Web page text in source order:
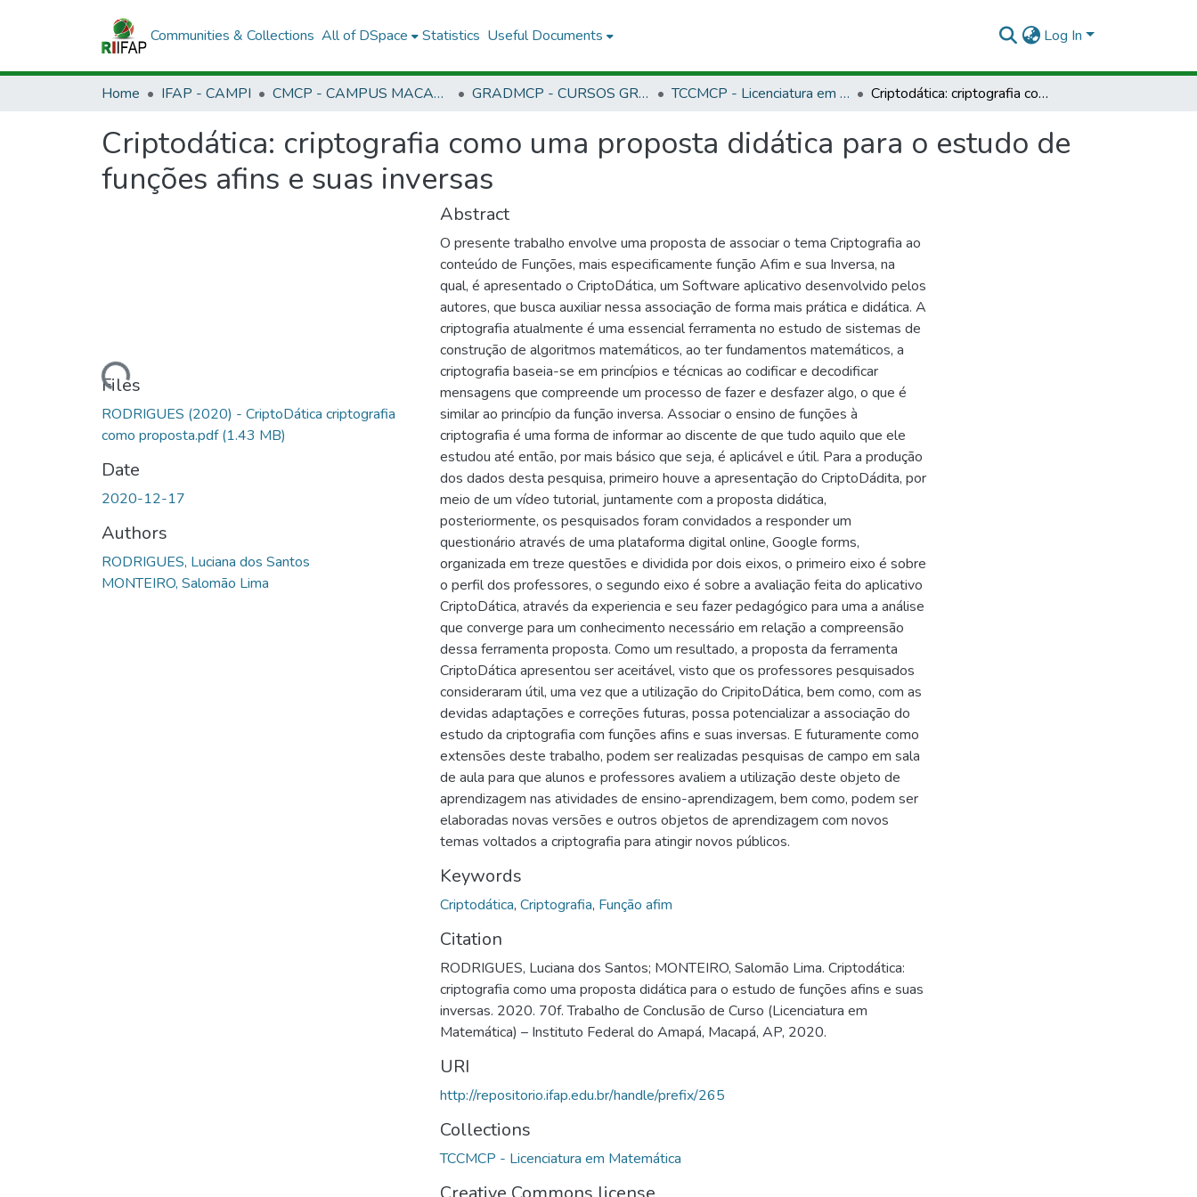
Communities & Collections All of DSpace Statistics Useful Documents Log In
Home IFAP - CAMPI CMCP - CAMPUS MACAPÁ GRADMCP - CURSOS GRADUAÇÃO - CAMPUS MACAPÁ TCCMCP - Licenciatura em Matemática Criptodática: criptografia como uma proposta didática para o estudo de funções afins e suas inversas
Criptodática: criptografia como uma proposta didática para o estudo de
funções afins e suas inversas
Loading...
Files
RODRIGUES (2020) - CriptoDática criptografia
como proposta.pdf(1.43 MB)
Date
2020-12-17
Authors
RODRIGUES, Luciana dos Santos
MONTEIRO, Salomão Lima
Abstract
O presente trabalho envolve uma proposta de associar o tema Criptografia ao
conteúdo de Funções, mais especificamente função Afim e sua Inversa, na
qual, é apresentado o CriptoDática, um Software aplicativo desenvolvido pelos
autores, que busca auxiliar nessa associação de forma mais prática e didática. A
criptografia atualmente é uma essencial ferramenta no estudo de sistemas de
construção de algoritmos matemáticos, ao ter fundamentos matemáticos, a
criptografia baseia-se em princípios e técnicas ao codificar e decodificar
mensagens que compreende um processo de fazer e desfazer algo, o que é
similar ao princípio da função inversa. Associar o ensino de funções à
criptografia é uma forma de informar ao discente de que tudo aquilo que ele
estudou até então, por mais básico que seja, é aplicável e útil. Para a produção
dos dados desta pesquisa, primeiro houve a apresentação do CriptoDádita, por
meio de um vídeo tutorial, juntamente com a proposta didática,
posteriormente, os pesquisados foram convidados a responder um
questionário através de uma plataforma digital online, Google forms,
organizada em treze questões e dividida por dois eixos, o primeiro eixo é sobre
o perfil dos professores, o segundo eixo é sobre a avaliação feita do aplicativo
CriptoDática, através da experiencia e seu fazer pedagógico para uma a análise
que converge para um conhecimento necessário em relação a compreensão
dessa ferramenta proposta. Como um resultado, a proposta da ferramenta
CriptoDática apresentou ser aceitável, visto que os professores pesquisados
consideraram útil, uma vez que a utilização do CripitoDática, bem como, com as
devidas adaptações e correções futuras, possa potencializar a associação do
estudo da criptografia com funções afins e suas inversas. E futuramente como
extensões deste trabalho, podem ser realizadas pesquisas de campo em sala
de aula para que alunos e professores avaliem a utilização deste objeto de
aprendizagem nas atividades de ensino-aprendizagem, bem como, podem ser
elaboradas novas versões e outros objetos de aprendizagem com novos
temas voltados a criptografia para atingir novos públicos.
Keywords
Criptodática, Criptografia, Função afim
Citation
RODRIGUES, Luciana dos Santos; MONTEIRO, Salomão Lima. Criptodática:
criptografia como uma proposta didática para o estudo de funções afins e suas
inversas. 2020. 70f. Trabalho de Conclusão de Curso (Licenciatura em
Matemática) – Instituto Federal do Amapá, Macapá, AP, 2020.
URI
http://repositorio.ifap.edu.br/handle/prefix/265
Collections
TCCMCP - Licenciatura em Matemática